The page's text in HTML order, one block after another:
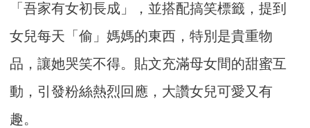
「吾家有女初長成」，並搭配搞笑標籤，提到
女兒每天「偷」媽媽的東西，特別是貴重物
品，讓她哭笑不得。貼文充滿母女間的甜蜜互
動，引發粉絲熱烈回應，大讚女兒可愛又有
趣。